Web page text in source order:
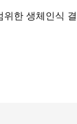
위한 생체인식